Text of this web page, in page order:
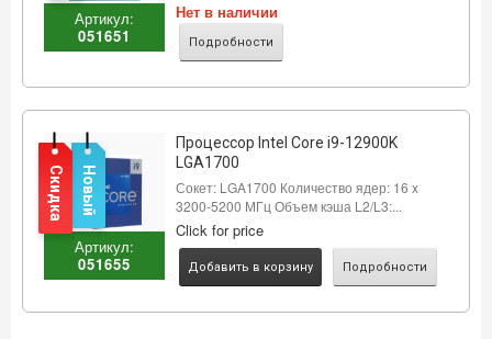
Артикул:
051651
Нет в наличии
Подробности
Артикул:
051655
Процессор Intel Core i9-12900K
LGA1700
Сокет: LGA1700 Количество ядер: 16 x
3200-5200 МГц Объем кэша L2/L3:...
Click for price
Добавить в корзину Подробности
Новый
Скидка